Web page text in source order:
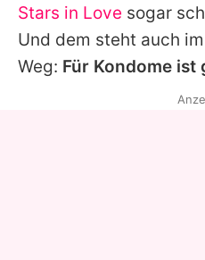
Stars in Love sogar
Und dem steht auch
Weg: Für Kondome ist